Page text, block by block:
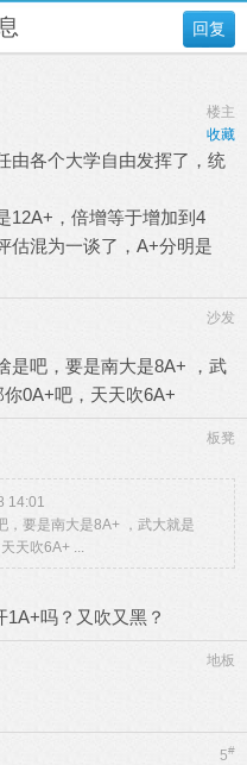
回复
楼主
收藏
由各个大学自由发挥了，统
12A+，倍增等于增加到4
估混为一谈了，A+分明是
沙发
是吧，要是南大是8A+ ，武
0A+吧，天天吹6A+
板凳
14:01
，要是南大是8A+ ，武大就是
天吹6A+ ...
吗？又吹又黑？
地板
5#